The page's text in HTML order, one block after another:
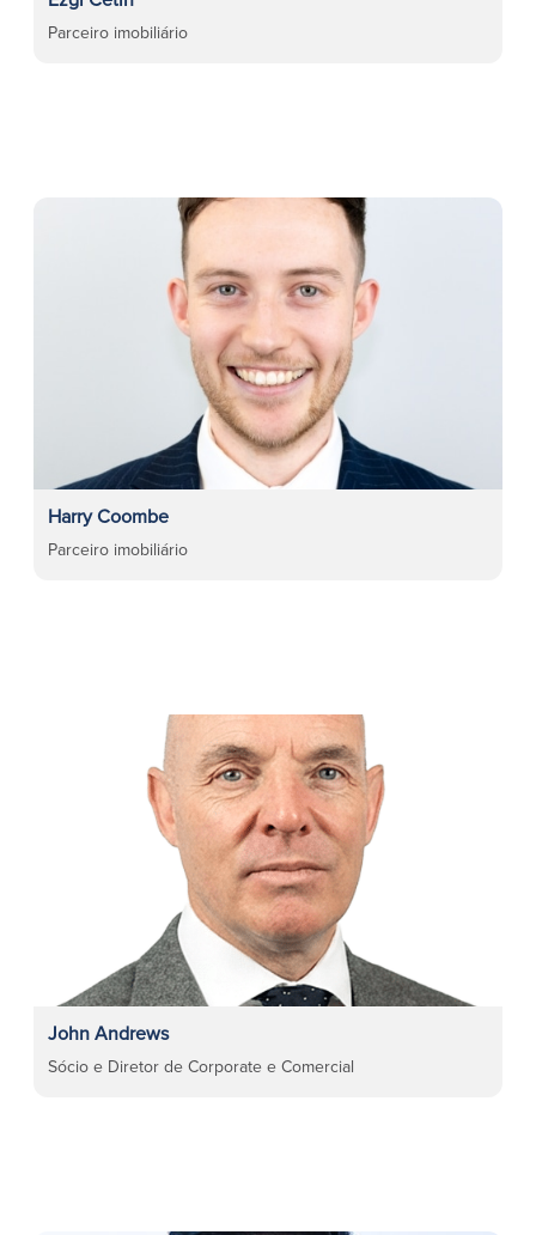
Parceiro imobiliário
Harry Coombe
Parceiro imobiliário
John Andrews
Sócio e Diretor de Corporate e Comercial